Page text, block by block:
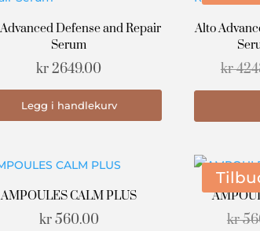
Defense and Repair
Serum
kr2649.00
Legg i handlekurv
Alto
kr
AMPOULES CALM PLUS
kr560.00 kr